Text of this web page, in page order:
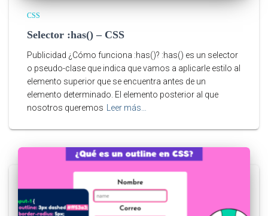
CSS
Selector :has() – CSS
Publicidad ¿Cómo funciona :has()? :has() es un selector
o pseudo-clase que indica que vamos a aplicarle estilo al
elemento superior que se encuentra antes de un
elemento determinado. El elemento posterior al que
nosotros queremos
Leer más…